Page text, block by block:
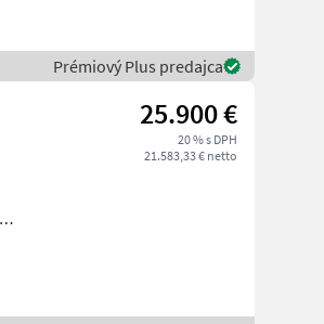
Prémiový Plus predajca
25.900 €
20 % s DPH
21.583,33 € netto